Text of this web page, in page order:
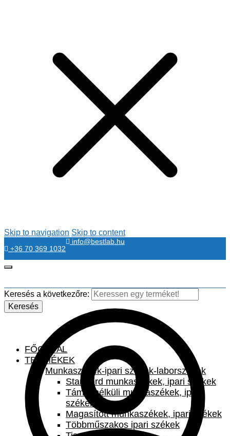
Skip to navigation Skip to content
+36 70 369 1032
info@bestlab.hu
Keresés a következőre:
Keresés
FŐOLDAL
TERMÉKEK
Munkaszékek-ipari székek-laborszékek
Standard munkaszékek, ipari székek
Támla nélküli munkaszékek, ipari
székek
Magasított munkaszékek, ipari székek
Többműszakos ipari székek